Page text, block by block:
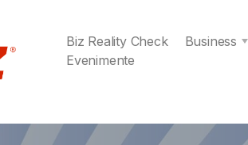
Biz Reality Check Business
Evenimente